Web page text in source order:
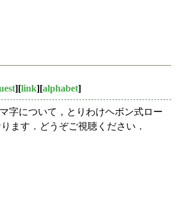
][link][alphabet]
字について，とりわけヘボン式ロー
ます．どうぞご視聴ください．